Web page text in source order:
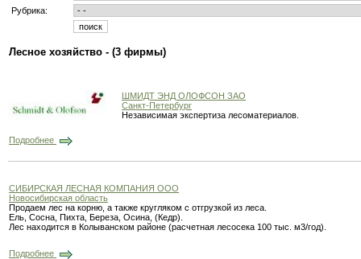
Рубрика:
Лесное хозяйство - (3 фирмы)
ШМИДТ ЭНД ОЛОФСОН ЗАО
Санкт-Петербург
Независимая экспертиза лесоматериалов.
Подробнее
СИБИРСКАЯ ЛЕСНАЯ КОМПАНИЯ ООО
Новосибирская область
Продаем лес на корню, а также кругляком с отгрузкой из леса.
Ель, Сосна, Пихта, Береза, Осина, (Кедр).
Лес находится в Колыванском районе (расчетная лесосека 100 тыс. м3/год).
Подробнее